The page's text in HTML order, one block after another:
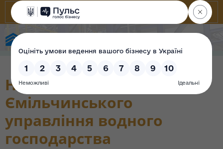
Нежитлові будівлі
Ємільчинського
управління водного
господарства